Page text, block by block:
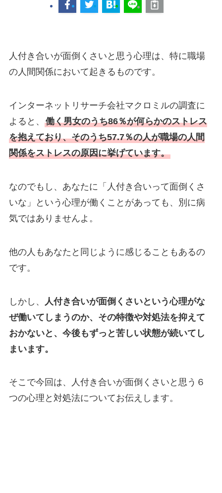
人付き合いが面倒くさいと思う心理は、特に職場
の人間関係において起きるものです。
インターネットリサーチ会社マクロミルの調査に
よると、 働く男女のうち86％が何らかのストレス
を抱えており、そのうち57.7％の人が職場の人間
関係をストレスの原因に挙げています。
なのでもし、あなたに「人付き合いって面倒くさ
いな」という心理が働くことがあっても、別に病
気ではありませんよ。
他の人もあなたと同じように感じることもあるの
です。
しかし、
人付き合いが面倒くさいという心理がな
ぜ働いてしまうのか、その特徴や対処法を抑えて
おかないと、今後もずっと苦しい状態が続いてし
まいます。
そこで今回は、人付き合いが面倒くさいと思う６
つの心理と対処法についてお伝えします。